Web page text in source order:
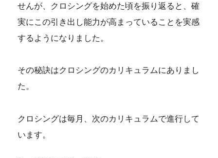
せんが、クロシングを始めた頃を振り返ると、確
実にこの引き出し能力が高まっていることを実感
するようになりました。
その秘訣はクロシングのカリキュラムにありまし
た。
クロシングは毎月、次のカリキュラムで進行して
います。